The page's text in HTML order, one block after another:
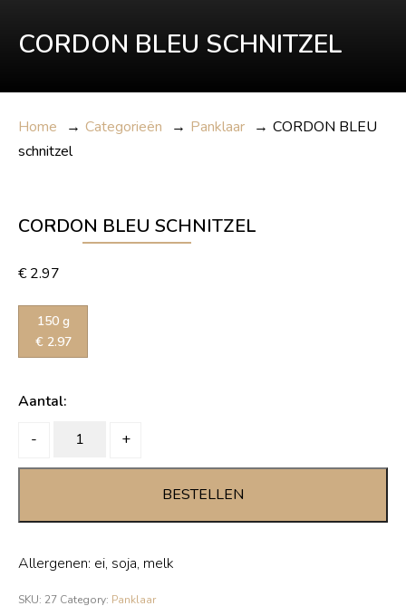
CORDON BLEU SCHNITZEL
Home → Categorieën → Panklaar → CORDON BLEU
schnitzel
CORDON BLEU SCHNITZEL
€ 2.97
150 g
€ 2.97
Aantal:
-
CORDON
+
BESTELLEN
Allergenen: ei, soja, melk
SKU: 27 Category: Panklaar